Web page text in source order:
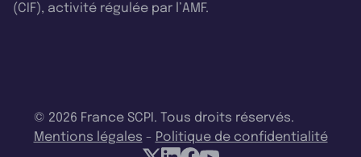
(CIF), activité régulée par l’AMF.
© 2026 France SCPI. Tous droits réservés.
Mentions légales - Politique de confidentialité